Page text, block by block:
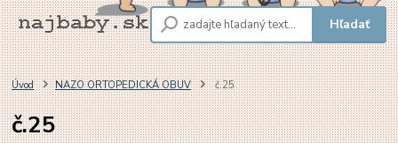
Hľadať
Úvod NAZO ORTOPEDICKÁ OBUV č.25
č.25